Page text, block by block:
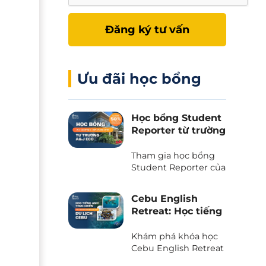
Đăng ký tư vấn
Ưu đãi học bổng
Học bổng Student
Reporter từ trường
50% học phí và chi
phí ăn ở
Tham gia học bổng
Student Reporter của
trình độc quyền chỉ
có tại Phil English -
học phí, tiết kiệm tối
đa khi du học.
Cebu English
Retreat: Học tiếng
lịch trải nghiệm
tại thiên đường
Khám phá khóa học
Cebu English Retreat